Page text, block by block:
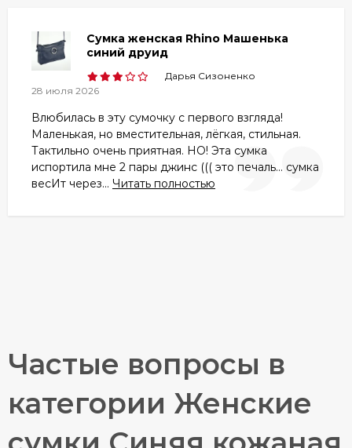
отзывов, с которыми вы можете ознакомиться в
товарах или разделе«Отзывы»
Любой из представленных товаров
можете в разделе Гарантия и брак.
Сумка женская Rhino Машенька
синий друид
Дарья Сизоненко
28 июля 2026
Влюбилась в эту сумочку с первого взгляда!
Маленькая, но вместительная, лёгкая, стильная.
Тактильно очень приятная. НО! Эта сумка
испортила мне 2 пары джинс ((( это печаль... сумка
весИт через... Читать полностью
Частые вопросы в
категории Женские